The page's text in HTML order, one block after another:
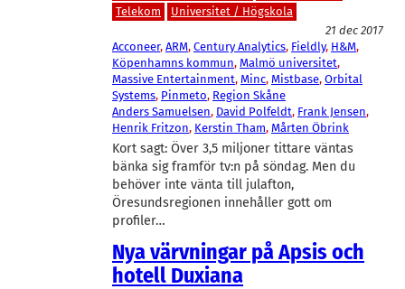
Telekom
Universitet / Högskola
21 dec 2017
Acconeer, ARM, Century Analytics, Fieldly, H&M
Köpenhamns kommun, Malmö universitet
Massive Entertainment, Minc, Mistbase, Orbital
Systems, Pinmeto, Region Skåne
Anders Samuelsen, David Polfeldt, Frank Jensen
Henrik Fritzon, Kerstin Tham, Mårten Öbrink
Kort sagt: Över 3,5 miljoner tittare väntas
bänka sig framför tv:n på söndag. Men du
behöver inte vänta till julafton,
Öresundsregionen innehåller gott om
profiler…
Nya värvningar på Apsis och
hotell Duxiana